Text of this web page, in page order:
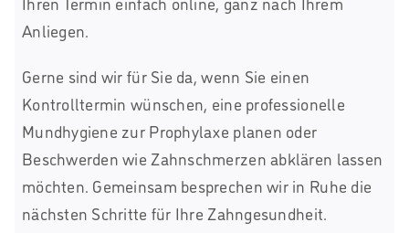
Anliegen.
Gerne sind wir für Sie da, wenn Sie einen
Kontrolltermin wünschen, eine professionelle
Mundhygiene zur Prophylaxe planen oder
Beschwerden wie Zahnschmerzen abklären lassen
möchten. Gemeinsam besprechen wir in Ruhe die
nächsten Schritte für Ihre Zahngesundheit.